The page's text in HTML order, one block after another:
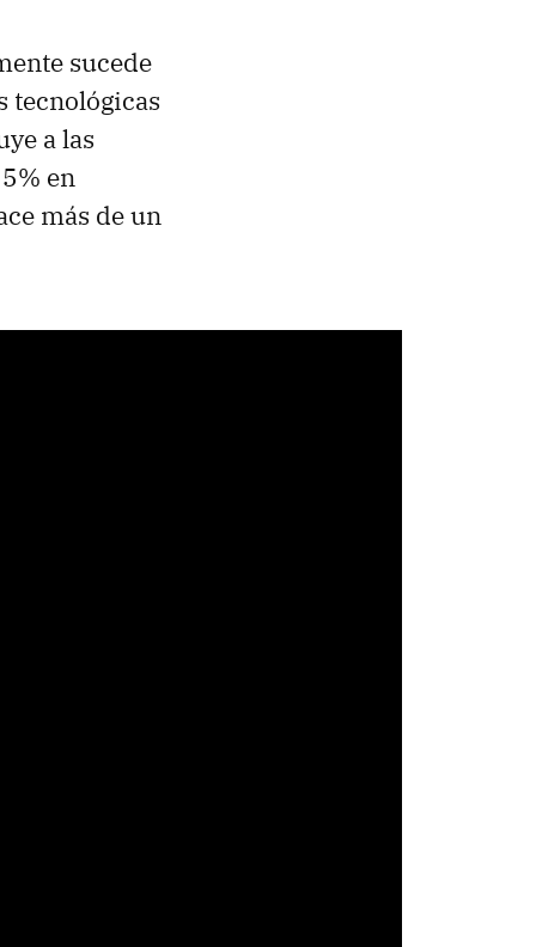
sucede
tecnológicas
a las
en
más de un